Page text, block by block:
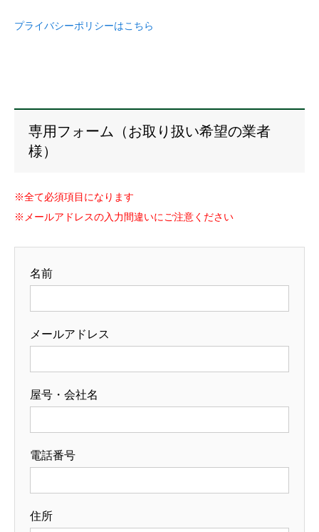
プライバシーポリシーはこちら
専用フォーム（お取り扱い希望の業者
様）
※全て必須項目になります
※メールアドレスの入力間違いにご注意ください
名前
メールアドレス
屋号・会社名
電話番号
住所